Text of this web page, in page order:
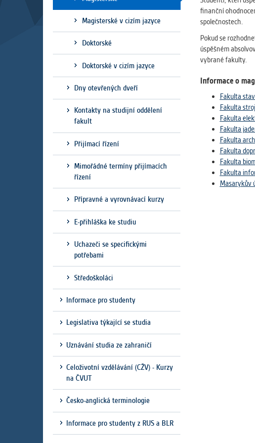
Slouží pro
pomáhají
stran, které k těmto
MARKETINGOVÉ
Vašich preferencí.
analýzou
Cookies, které
zůstala prázdná a
uvedených výše.
finanční
společnostech.
Pokud se
úspěšném
vybrané fakulty.
Informace o
Fakulta
Fakulta
Fakulta
Fakulta
Fakulta
Fakulta
Fakulta
Fakulta
Masarykův
Magisterské v cizím jazyce
Doktorské
Doktorské v cizím jazyce
Dny otevřených dveří
Kontakty na studijní oddělení
fakult
Přijímací řízení
Mimořádné termíny přijímacích
řízení
Přípravné a vyrovnávací kurzy
E-přihláška ke studiu
Uchazeči se specifickými
potřebami
Středoškoláci
Informace pro studenty
Legislativa týkající se studia
Uznávání studia ze zahraničí
Celoživotní vzdělávání (CŽV) - Kurzy
na ČVUT
Česko-anglická terminologie
Informace pro studenty z RUS a BLR